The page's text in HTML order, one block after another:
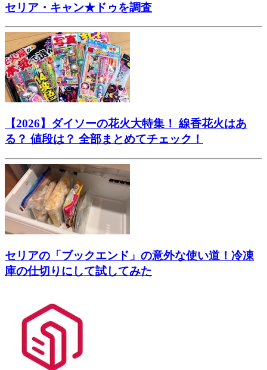
セリア・キャン★ドゥを調査
【2026】ダイソーの花火大特集！ 線香花火はあ
る？ 値段は？ 全部まとめてチェック！
セリアの「ブックエンド」の意外な使い道！冷凍
庫の仕切りにして試してみた